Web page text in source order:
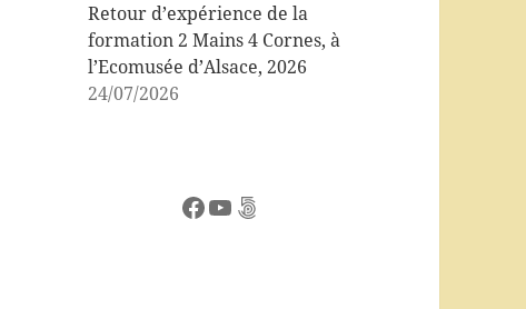
Retour d’expérience de la
formation 2 Mains 4 Cornes, à
l’Ecomusée d’Alsace, 2026
24/07/2026
Facebook
YouTube
500px